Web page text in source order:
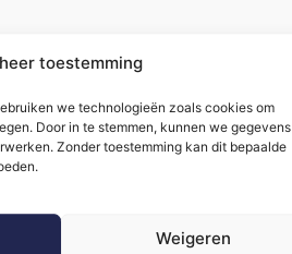
toestemming
we technologieën zoals cookies om
Door in te stemmen, kunnen we gegevens
Zonder toestemming kan dit bepaalde
Weigeren